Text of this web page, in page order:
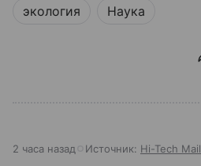
экология Наука
2 часа назад Источник: Hi-Tech Mail